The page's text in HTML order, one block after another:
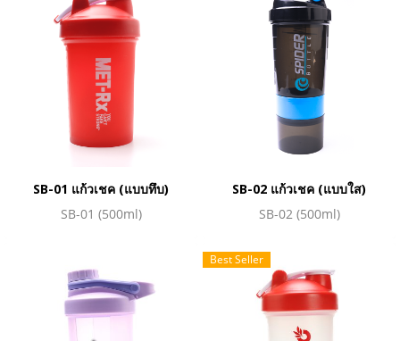
SB-01 แก้วเชค (แบบทึบ)
SB-01 (500ml)
SB-02 แก้วเชค (แบบใส)
SB-02 (500ml)
Best Seller